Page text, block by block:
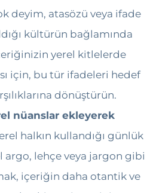
deyim, atasözü veya ifade
kültürün bağlamında
yerel kitlelerde
için, bu tür ifadeleri hedef
dönüştürün.
nüanslar ekleyerek
halkın kullandığı günlük
argo, lehçe veya jargon gibi
içeriğin daha otantik ve